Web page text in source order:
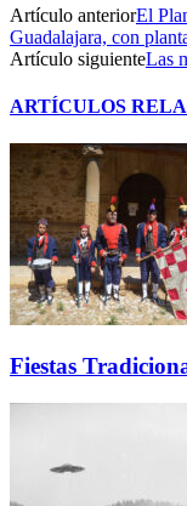
Artículo anteriorEl
Guadalajara, con
Artículo siguienteLas
ARTÍCULOS
Fiestas